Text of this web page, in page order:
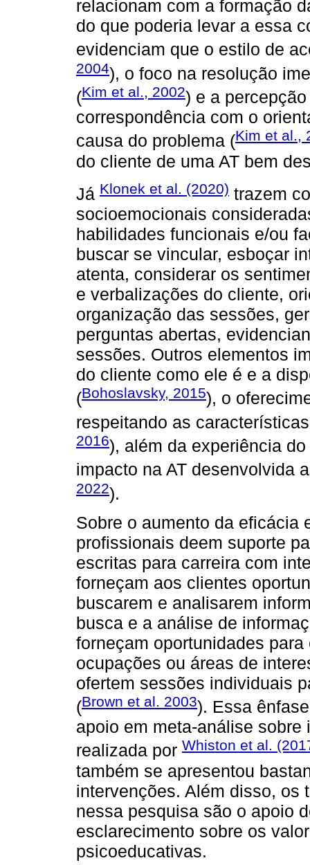
relacionam com a formação
do que poderia levar a essa
evidenciam que o estilo de
2004), o foco na resolução
(Kim et al., 2002) e a
correspondência com o
causa do problema (Kim et al.,
do cliente de uma AT bem
Já Klonek et al. (2020) trazem
socioemocionais
habilidades funcionais e/ou
buscar se vincular, esboçar
atenta, considerar os
e verbalizações do cliente,
organização das sessões,
perguntas abertas,
sessões. Outros elementos
do cliente como ele é e a
(Bohoslavsky, 2015), o
respeitando as
2016), além da experiência
impacto na AT desenvolvida
2022).
Sobre o aumento da eficácia
profissionais deem suporte
escritas para carreira com
forneçam aos clientes
buscarem e analisarem
busca e a análise de
forneçam oportunidades
ocupações ou áreas de
ofertem sessões individuais
(Brown et al. 2003). Essa
apoio em meta-análise
realizada por Whiston et al.
também se apresentou
intervenções. Além disso, os
nessa pesquisa são o apoio
esclarecimento sobre os
psicoeducativas.